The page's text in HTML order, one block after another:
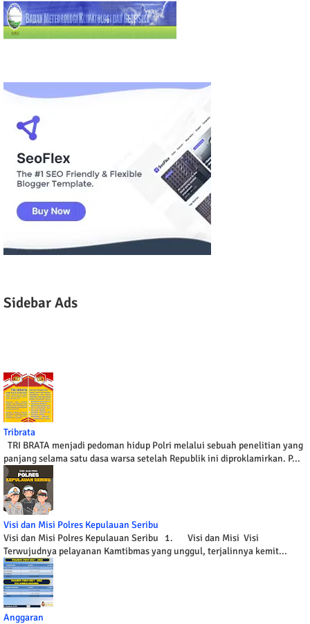
Sidebar Ads
Tribrata
TRI BRATA menjadi pedoman hidup Polri melalui sebuah penelitian yang
panjang selama satu dasa warsa setelah Republik ini diproklamirkan. P...
Visi dan Misi Polres Kepulauan Seribu
Visi dan Misi Polres Kepulauan Seribu 1. Visi dan Misi Visi
Terwujudnya pelayanan Kamtibmas yang unggul, terjalinnya kemit...
Anggaran